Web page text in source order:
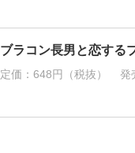
ブラコン長男と恋する
定価：648円（税抜） 発